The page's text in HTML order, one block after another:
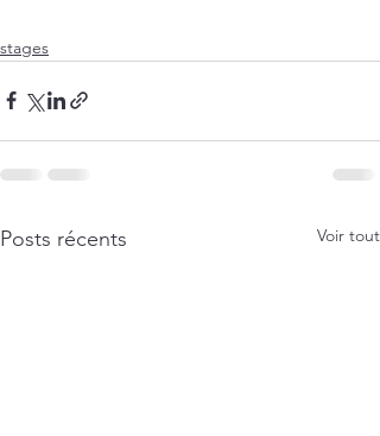
stages
Posts récents Voir tout